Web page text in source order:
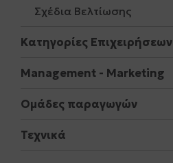
Σχέδια Βελτίωσης
Κατηγορίες Επιχειρήσεων
Μanagement - Marketing
Ομάδες παραγωγών
Τεχνικά